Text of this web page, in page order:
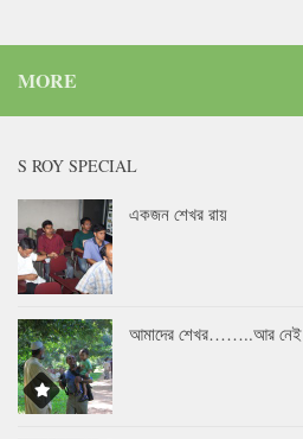
MORE
S ROY SPECIAL
একজন শেখর রায়
আমাদের শেখর……..আর নেই